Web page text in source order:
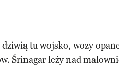
przyjaciela
tu wojsko, wozy
Śrinagar leży nad